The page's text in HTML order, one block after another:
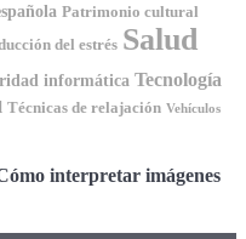
Patrimonio cultural
del estrés Salud
informática Tecnología
Técnicas de relajación Vehículos
interpretar imágenes